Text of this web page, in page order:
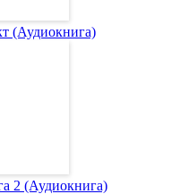
(Аудиокнига)
2 (Аудиокнига)